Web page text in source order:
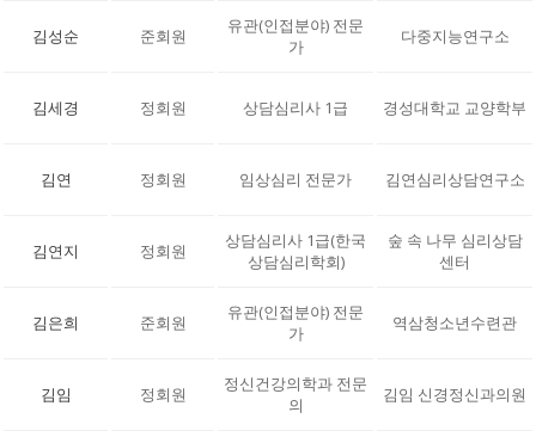
김성순 준회원
유관(인접분야) 전문
가
다중지능연구소
김세경 정회원 상담심리사 1급 경성대학교 교양학부
김연 정회원 임상심리 전문가 김연심리상담연구소
김연지 정회원
상담심리사 1급(한국
상담심리학회)
숲 속 나무 심리상담
센터
김은희 준회원
유관(인접분야) 전문
가
역삼청소년수련관
김임 정회원
정신건강의학과 전문
의
김임 신경정신과의원